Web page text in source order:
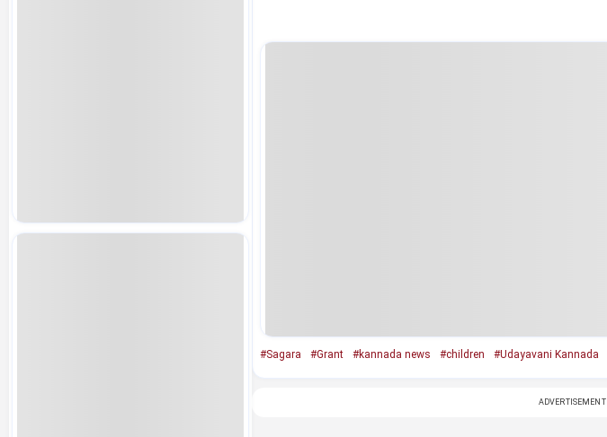
#Sagara #Grant #kannada news #children #Udayavani Kannada
ADVERTISEMENT